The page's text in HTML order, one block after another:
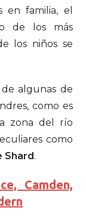
en familia, el
de los más
los niños se
algunas de
como es
zona del río
como
Shard.
Camden,